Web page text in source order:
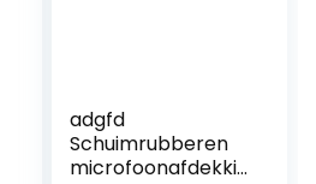
adgfd
Schuimrubberen
microfoonafdekkin